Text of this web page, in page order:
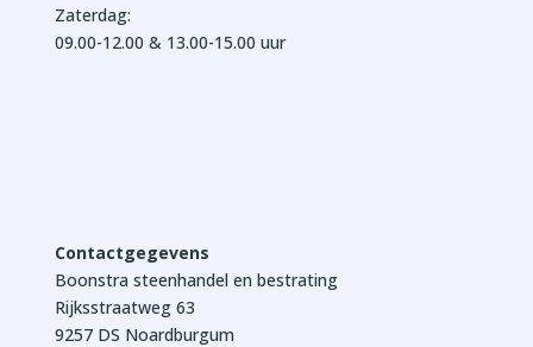
Zaterdag:
09.00-12.00 & 13.00-15.00 uur
Contactgegevens
Boonstra steenhandel en bestrating
Rijksstraatweg 63
9257 DS Noardburgum